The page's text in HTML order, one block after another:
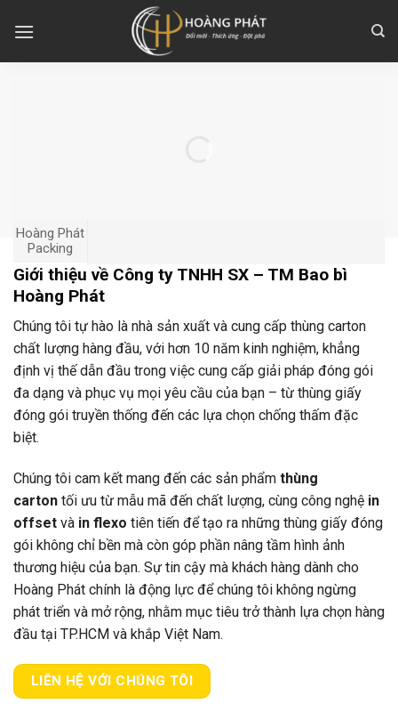
Hoàng Phát
Packing
Giới thiệu về Công ty TNHH SX – TM Bao bì
Hoàng Phát
Chúng tôi tự hào là nhà sản xuất và cung cấp thùng carton
chất lượng hàng đầu, với hơn 10 năm kinh nghiệm, khẳng
định vị thế dẫn đầu trong việc cung cấp giải pháp đóng gói
đa dạng và phục vụ mọi yêu cầu của bạn – từ thùng giấy
đóng gói truyền thống đến các lựa chọn chống thấm đặc
biệt.
Chúng tôi cam kết mang đến các sản phẩm thùng
carton tối ưu từ mẫu mã đến chất lượng, cùng công nghệ in
offset và in flexo tiên tiến để tạo ra những thùng giấy đóng
gói không chỉ bền mà còn góp phần nâng tầm hình ảnh
thương hiệu của bạn. Sự tin cậy mà khách hàng dành cho
Hoàng Phát chính là động lực để chúng tôi không ngừng
phát triển và mở rộng, nhằm mục tiêu trở thành lựa chọn hàng
đầu tại TP.HCM và khắp Việt Nam.
LIÊN HỆ VỚI CHÚNG TÔI